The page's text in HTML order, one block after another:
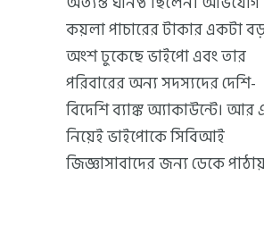
কয়লা পাচারের টাকার একটা
অংশ ঢুকেছে ভাইপো এবং তার
পরিবারের অন্য সদস্যদের দেশি-
বিদেশি ব্যাঙ্ক অ্যাকাউন্টে। আর
নিয়েই ভাইপোকে সিবিআই
জিজ্ঞাসাবাদের জন্য ডেকে